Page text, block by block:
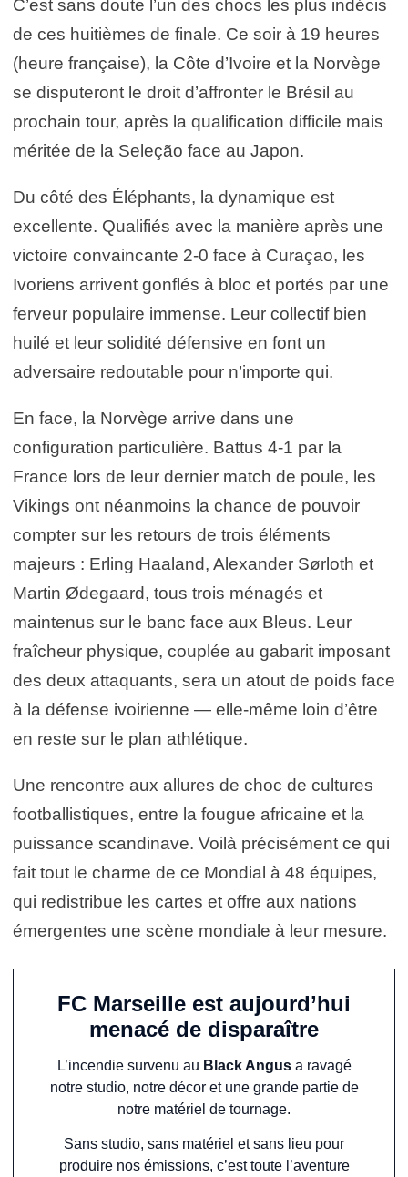
C’est sans doute l’un des chocs les plus indécis
de ces huitièmes de finale. Ce soir à 19 heures
(heure française), la Côte d’Ivoire et la Norvège
se disputeront le droit d’affronter le Brésil au
prochain tour, après la qualification difficile mais
méritée de la Seleção face au Japon.
Du côté des Éléphants, la dynamique est
excellente. Qualifiés avec la manière après une
victoire convaincante 2-0 face à Curaçao, les
Ivoriens arrivent gonflés à bloc et portés par une
ferveur populaire immense. Leur collectif bien
huilé et leur solidité défensive en font un
adversaire redoutable pour n’importe qui.
En face, la Norvège arrive dans une
configuration particulière. Battus 4-1 par la
France lors de leur dernier match de poule, les
Vikings ont néanmoins la chance de pouvoir
compter sur les retours de trois éléments
majeurs : Erling Haaland, Alexander Sørloth et
Martin Ødegaard, tous trois ménagés et
maintenus sur le banc face aux Bleus. Leur
fraîcheur physique, couplée au gabarit imposant
des deux attaquants, sera un atout de poids face
à la défense ivoirienne — elle-même loin d’être
en reste sur le plan athlétique.
Une rencontre aux allures de choc de cultures
footballistiques, entre la fougue africaine et la
puissance scandinave. Voilà précisément ce qui
fait tout le charme de ce Mondial à 48 équipes,
qui redistribue les cartes et offre aux nations
émergentes une scène mondiale à leur mesure.
FC Marseille est aujourd’hui
menacé de disparaître
L’incendie survenu au Black Angusa ravagé
notre studio, notre décor et une grande partie de
notre matériel de tournage.
Sans studio, sans matériel et sans lieu pour
produire nos émissions, c’est toute l’aventure